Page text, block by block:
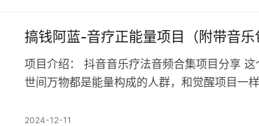
示，帮助学员快速掌握营销号带货技巧，…
搞钱阿蓝-音疗正能量项目（附带音乐
项目介绍： 抖音音乐疗法音频合集项目分享
世间万物都是能量构成的人群，和觉醒项目一
的音乐=能治病 逻辑是不是就贯通了，逻辑贯
2024-12-11